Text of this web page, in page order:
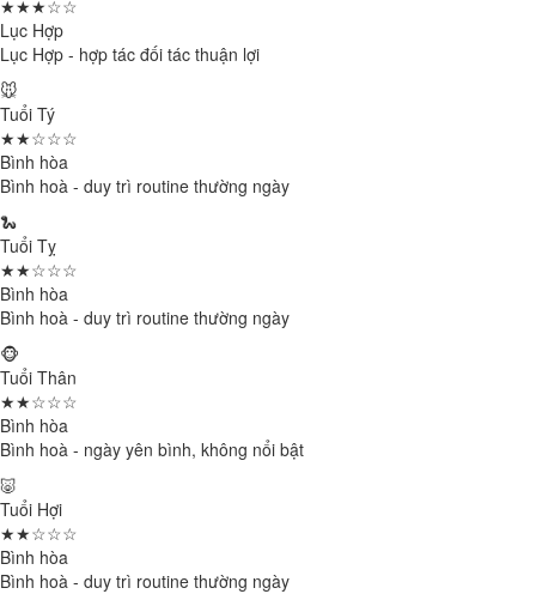
★★★☆☆
Lục Hợp
Lục Hợp - hợp tác đối tác thuận lợi
🐭
Tuổi Tý
★★☆☆☆
Bình hòa
Bình hoà - duy trì routine thường ngày
🐍
Tuổi Tỵ
★★☆☆☆
Bình hòa
Bình hoà - duy trì routine thường ngày
🐵
Tuổi Thân
★★☆☆☆
Bình hòa
Bình hoà - ngày yên bình, không nổi bật
🐷
Tuổi Hợi
★★☆☆☆
Bình hòa
Bình hoà - duy trì routine thường ngày